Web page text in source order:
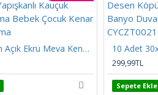
8cmx200cm Açık Ekru Meva Kendinden Yapışkanlı Kauçuk Kenar Koruma Bebek Çocuk Kenar Darbe Koruma
299,99TL
Sepete Ekle